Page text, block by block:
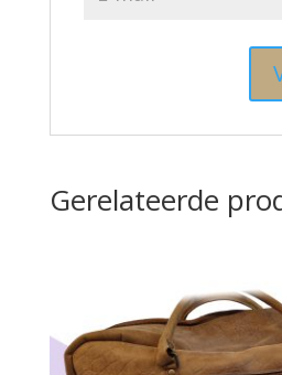
Gerelateerde